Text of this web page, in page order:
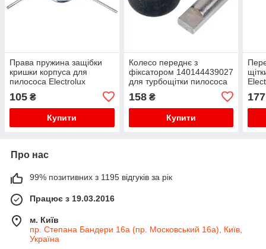
Права пружина защібки
кришки корпуса для
пилососа Electrolux
105 ₴
Купити
Колесо переднє з
фіксатором 140144439027
для турбощітки пилососа
158₴
Купити
177
Про нас
99% позитивних з 1195 відгуків за рік
Працює з 19.03.2016
м. Київ
пр. Степана Бандери 16а (пр. Московський 16а), Київ,
Україна